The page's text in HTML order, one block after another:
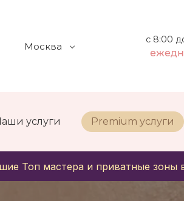
Москва
с 8:00
услуги Premium услуги
Топ мастера и приватные зоны